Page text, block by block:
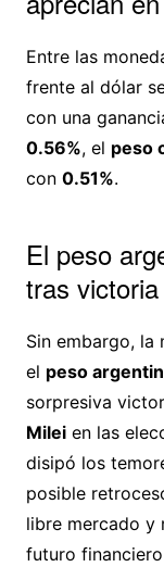
Entre las
frente al dólar
con una
0.56%, el peso
con 0.51%.
El peso
tras
Sin embargo, la
el peso
sorpresiva
Mileien las
disipó los
posible
libre mercado y
futuro